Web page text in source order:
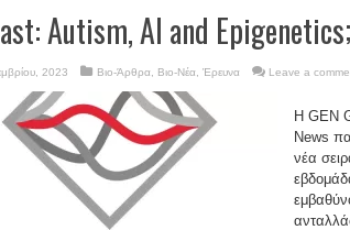
Autism, AI and
2023 Βιο-Άρθρα Βιο-Νέα Έρευνα Leave a
Η GEN
News
νέα